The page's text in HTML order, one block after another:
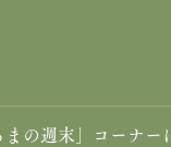
の週末」コーナー